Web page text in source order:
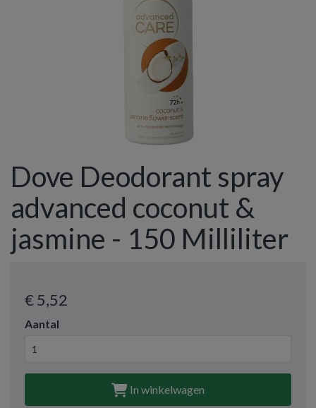
Dove Deodorant spray
advanced coconut &
jasmine - 150 Milliliter
€ 5,52
Aantal
In winkelwagen